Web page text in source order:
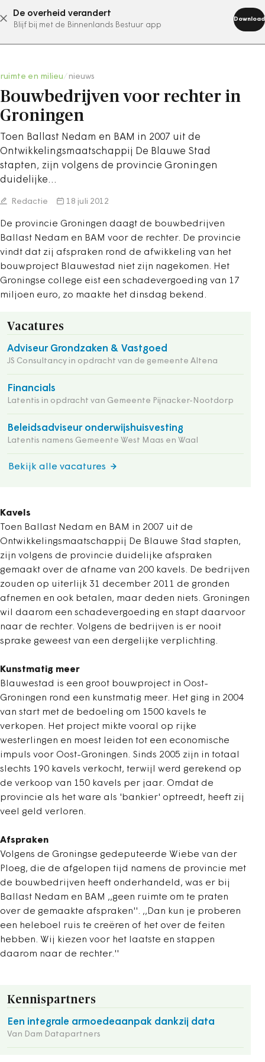
De overheid verandert
Blijf bij met de Binnenlands Bestuur app
Download
abonneer nu
ruimte en milieu nieuws
Bouwbedrijven voor rechter in
Groningen
Toen Ballast Nedam en BAM in 2007 uit de
Ontwikkelingsmaatschappij De Blauwe Stad
stapten, zijn volgens de provincie Groningen
duidelijke…
Redactie 18 juli 2012
De provincie Groningen daagt de bouwbedrijven
Ballast Nedam en BAM voor de rechter. De provincie
vindt dat zij afspraken rond de afwikkeling van het
bouwproject Blauwestad niet zijn nagekomen. Het
Groningse college eist een schadevergoeding van 17
miljoen euro, zo maakte het dinsdag bekend.
Vacatures
Adviseur Grondzaken & Vastgoed
JS Consultancy in opdracht van de gemeente Altena
Financials
Latentis in opdracht van Gemeente Pijnacker-Nootdorp
Beleidsadviseur onderwijshuisvesting
Latentis namens Gemeente West Maas en Waal
Bekijk alle vacatures
Kavels
Toen Ballast Nedam en BAM in 2007 uit de
Ontwikkelingsmaatschappij De Blauwe Stad stapten,
zijn volgens de provincie duidelijke afspraken
gemaakt over de afname van 200 kavels. De bedrijven
zouden op uiterlijk 31 december 2011 de gronden
afnemen en ook betalen, maar deden niets. Groningen
wil daarom een schadevergoeding en stapt daarvoor
naar de rechter. Volgens de bedrijven is er nooit
sprake geweest van een dergelijke verplichting.
Kunstmatig meer
Blauwestad is een groot bouwproject in Oost-
Groningen rond een kunstmatig meer. Het ging in 2004
van start met de bedoeling om 1500 kavels te
verkopen. Het project mikte vooral op rijke
westerlingen en moest leiden tot een economische
impuls voor Oost-Groningen. Sinds 2005 zijn in totaal
slechts 190 kavels verkocht, terwijl werd gerekend op
de verkoop van 150 kavels per jaar. Omdat de
provincie als het ware als 'bankier' optreedt, heeft zij
veel geld verloren.
Afspraken
Volgens de Groningse gedeputeerde Wiebe van der
Ploeg, die de afgelopen tijd namens de provincie met
de bouwbedrijven heeft onderhandeld, was er bij
Ballast Nedam en BAM ,,geen ruimte om te praten
over de gemaakte afspraken''. ,,Dan kun je proberen
een heleboel ruis te creëren of het over de feiten
hebben. Wij kiezen voor het laatste en stappen
daarom naar de rechter.''
Kennispartners
Een integrale armoedeaanpak dankzij data
Van Dam Datapartners